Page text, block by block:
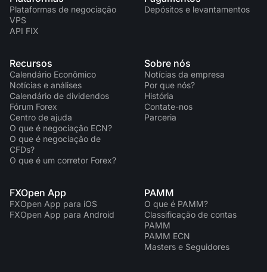
Plataformas de negociação
VPS
API FIX
Depósitos e levantamentos
Recursos
Calendário Econômico
Notícias e análises
Calendário de dividendos
Fórum Forex
Centro de ajuda
O que é negociação ECN?
O que é negociação de
CFDs?
O que é um corretor Forex?
Sobre nós
Notícias da empresa
Por que nós?
História
Contate-nos
Parceria
FXOpen App
FXOpen App para iOS
FXOpen App para Android
PAMM
O que é PAMM?
Classificação de contas
PAMM
PAMM ECN
Masters e Seguidores